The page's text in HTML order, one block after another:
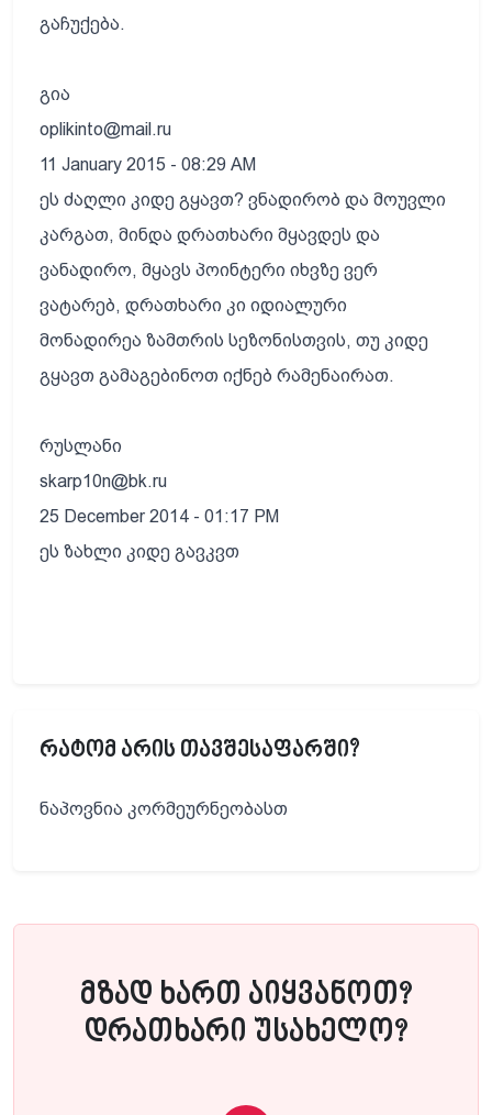
გაჩუქება.
გია
oplikinto@mail.ru
11 January 2015 - 08:29 AM
ეს ძაღლი კიდე გყავთ? ვნადირობ და მოუვლი
კარგათ, მინდა დრათხარი მყავდეს და
ვანადირო, მყავს პოინტერი იხვზე ვერ
ვატარებ, დრათხარი კი იდიალური
მონადირეა ზამთრის სეზონისთვის, თუ კიდე
გყავთ გამაგებინოთ იქნებ რამენაირათ.
რუსლანი
skarp10n@bk.ru
25 December 2014 - 01:17 PM
ეს ზახლი კიდე გავკვთ
რატომ არის თავშესაფარში?
ნაპოვნია კორმეურნეობასთ
მზად ხართ აიყვანოთ?
დრათხარი უსახელო?